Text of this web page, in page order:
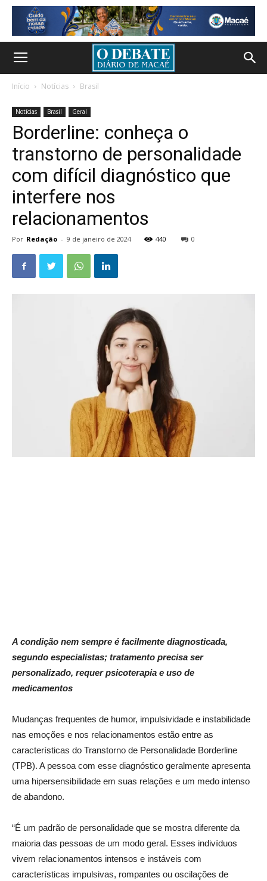
Início Notícias Brasil
Notícias Brasil Geral
Borderline: conheça o
transtorno de personalidade
com difícil diagnóstico que
interfere nos
relacionamentos
Por Redação - 9 de janeiro de 2024 440 0
A condição nem sempre é facilmente diagnosticada,
segundo especialistas; tratamento precisa ser
personalizado, requer psicoterapia e uso de
medicamentos
Mudanças frequentes de humor, impulsividade e instabilidade
nas emoções e nos relacionamentos estão entre as
características do Transtorno de Personalidade Borderline
(TPB). A pessoa com esse diagnóstico geralmente apresenta
uma hipersensibilidade em suas relações e um medo intenso
de abandono.
“É um padrão de personalidade que se mostra diferente da
maioria das pessoas de um modo geral. Esses indivíduos
vivem relacionamentos intensos e instáveis com
características impulsivas, rompantes ou oscilações de